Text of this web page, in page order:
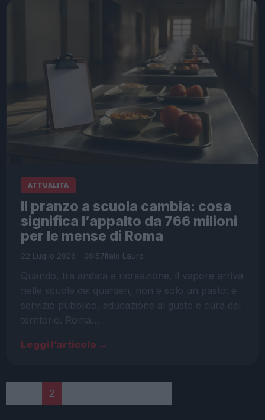
ATTUALITÀ
Il pranzo a scuola cambia: cosa
significa l’appalto da 766 milioni
per le mense di Roma
22 Luglio 2026 - 06:57Italo Lauro
Quando, tra andata e ricreazione, il vapore arriva
nelle scuole dei quartieri, non è solo un pasto: è
servizio pubblico, educazione al gusto e cura del
territorio. Roma…
Leggi l’articolo →
Paginazione
2